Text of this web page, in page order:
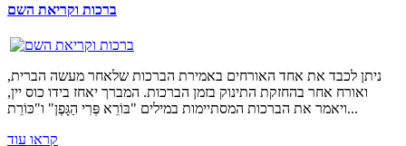
ברכות וקריאת השם
ניתן לכבד את אחד האורחים באמירת הברכות שלאחר מעשה הברית,
ואורח אחר בהחזקת התינוק בזמן הברכות. המברך יאחז בידו כוס יין,
ויאמר את הברכות המסתיימות במילים "בּוֹרֵא פְּרִי הַגָּפֶן" ו"כּוֹרֵת...
קראו עוד